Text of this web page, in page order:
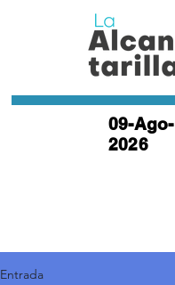
09-Ago-
2026
Entrada